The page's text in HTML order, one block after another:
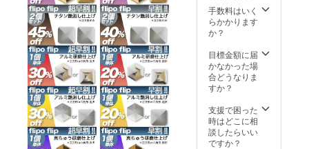
手数料はいく
らかかります
か？
目標金額に届
かなかった場
合どうなりま
すか？
支援で困った
時はどこに相
談したらいい
ですか？